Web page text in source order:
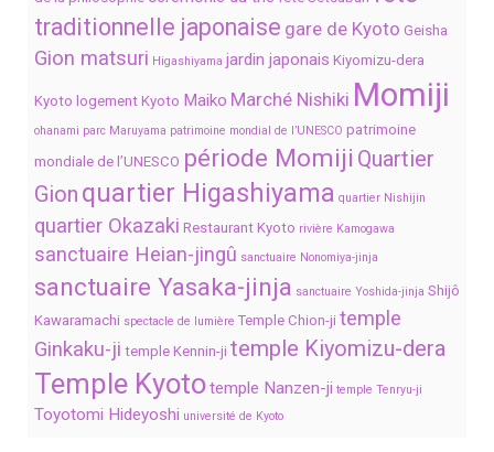
traditionnelle japonaise gare de Kyoto Geisha
Gion matsuri Higashiyama jardin japonais Kiyomizu-dera
Kyoto logement Kyoto Maiko Marché Nishiki Momiji
ohanami parc Maruyama patrimoine mondial de l’UNESCO patrimoine
mondiale de l’UNESCO période Momiji Quartier
Gion quartier Higashiyama quartier Nishijin
quartier Okazaki Restaurant Kyoto rivière Kamogawa
sanctuaire Heian-jingû sanctuaire Nonomiya-jinja
sanctuaire Yasaka-jinja sanctuaire Yoshida-jinja Shijô
Kawaramachi spectacle de lumière Temple Chion-ji temple
Ginkaku-ji temple Kennin-ji temple Kiyomizu-dera
Temple Kyototemple Nanzen-ji temple Tenryu-ji
Toyotomi Hideyoshi université de Kyoto